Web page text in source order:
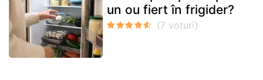
un ou fiert în frigider?